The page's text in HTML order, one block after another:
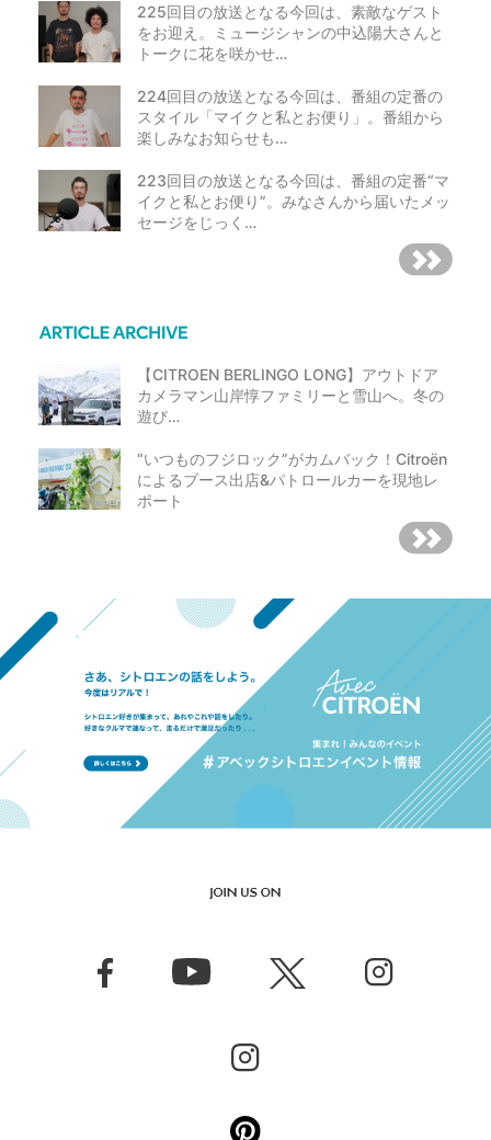
225回目の放送となる今回は、素敵なゲスト
をお迎え。ミュージシャンの中込陽大さんと
トークに花を咲かせ…
224回目の放送となる今回は、番組の定番の
スタイル「マイクと私とお便り」。番組から
楽しみなお知らせも…
223回目の放送となる今回は、番組の定番“マ
イクと私とお便り”。みなさんから届いたメッ
セージをじっく…
【CITROEN BERLINGO LONG】アウトドア
カメラマン山岸惇ファミリーと雪山へ。冬の
遊び…
“いつものフジロック”がカムバック！Citroën
によるブース出店&パトロールカーを現地レ
ポート